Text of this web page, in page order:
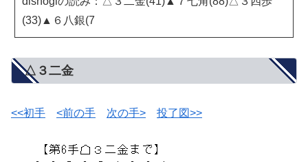
(33)▲６八銀(7
△３二金
<<初手 <前の手 次の手> 投了図>>